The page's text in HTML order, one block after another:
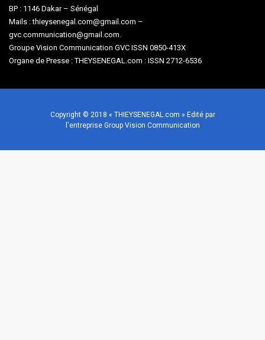
BP : 1146 Dakar – Sénégal
Mails : thieysenegal.com@gmail.com –
gvc.communication@gmail.com.
Groupe Vision Communication GVC ISSN 0850-413X
Organe de Presse : THEYSENEGAL.com : ISSN 2712-6536
Copyright © 2018 « THIEYSENEGAL.com » Edité par
l'entreprise Group Vision Communication